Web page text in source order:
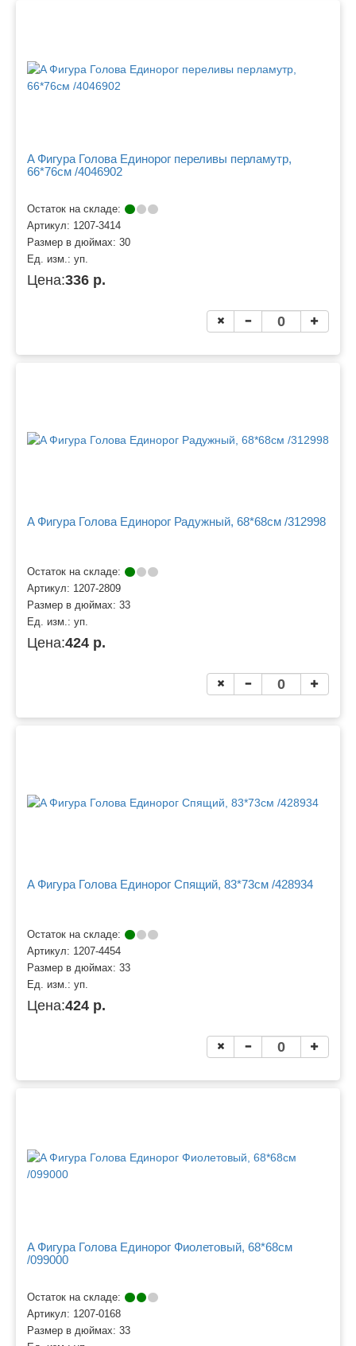
A Фигура Голова Единорог переливы перламутр,
66*76см /4046902
Остаток на складе:
Артикул: 1207-3414
Размер в дюймах: 30
Ед. изм.: уп.
Цена:336 р.
A Фигура Голова Единорог Радужный, 68*68см /312998
Остаток на складе:
Артикул: 1207-2809
Размер в дюймах: 33
Ед. изм.: уп.
Цена:424 р.
A Фигура Голова Единорог Спящий, 83*73см /428934
Остаток на складе:
Артикул: 1207-4454
Размер в дюймах: 33
Ед. изм.: уп.
Цена:424 р.
A Фигура Голова Единорог Фиолетовый, 68*68см
/099000
Остаток на складе:
Артикул: 1207-0168
Размер в дюймах: 33